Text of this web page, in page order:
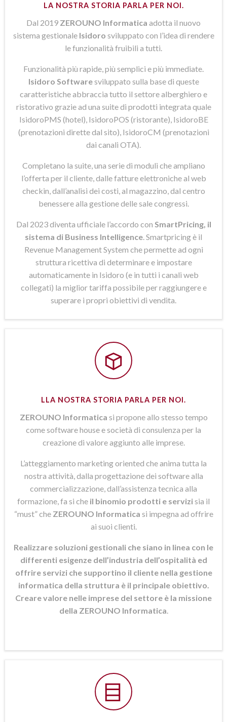
LA NOSTRA STORIA PARLA PER NOI.
Dal 2019 ZEROUNO Informatica adotta il nuovo
sistema gestionale Isidoro sviluppato con l’idea di rendere
le funzionalità fruibili a tutti.
Funzionalità più rapide, più semplici e più immediate.
Isidoro Softwaresviluppato sulla base di queste
caratteristiche abbraccia tutto il settore alberghiero e
ristorativo grazie ad una suite di prodotti integrata quale
IsidoroPMS (hotel), IsidoroPOS (ristorante), IsidoroBE
(prenotazioni dirette dal sito), IsidoroCM (prenotazioni
dai canali OTA).
Completano la suite, una serie di moduli che ampliano
l’offerta per il cliente, dalle fatture elettroniche al web
checkin, dall’analisi dei costi, al magazzino, dal centro
benessere alla gestione delle sale congressi.
Dal 2023 diventa ufficiale l’accordo con SmartPricing, il
sistema di Business Intelligence . Smartpricing è il
Revenue Management System che permette ad ogni
struttura ricettiva di determinare e impostare
automaticamente in Isidoro (e in tutti i canali web
collegati) la miglior tariffa possibile per raggiungere e
superare i propri obiettivi di vendita.
LLA NOSTRA STORIA PARLA PER NOI.
ZEROUNO Informatica si propone allo stesso tempo
come software house e società di consulenza per la
creazione di valore aggiunto alle imprese.
L’atteggiamento marketing oriented che anima tutta la
nostra attività, dalla progettazione dei software alla
commercializzazione, dall’assistenza tecnica alla
formazione, fa si che il binomio prodotti e servizisia il
“must” che ZEROUNO Informatica si impegna ad offrire
ai suoi clienti.
Realizzare soluzioni gestionali che siano in linea con le
differenti esigenze dell’industria dell’ospitalità ed
offrire servizi che supportino il cliente nella gestione
informatica della struttura è il principale obiettivo.
Creare valore nelle imprese del settore è la missione
della ZEROUNO Informatica